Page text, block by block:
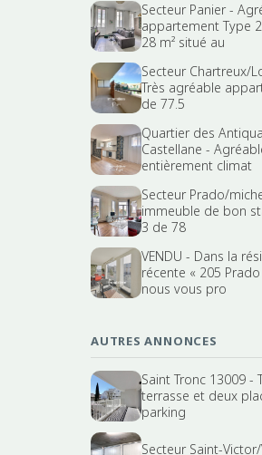
Secteur Panier -
appartement Type
28 m² situé au
Secteur Chartreux/
Très agréable
de 77.5
Quartier des
Castellane -
entièrement climat
Secteur Prado/
immeuble de bon
3 de 78
VENDU - Dans la
récente « 205 Prado
nous vous pro
AUTRES ANNONCES
Saint Tronc 13009 -
terrasse et deux
parking
Secteur Saint-